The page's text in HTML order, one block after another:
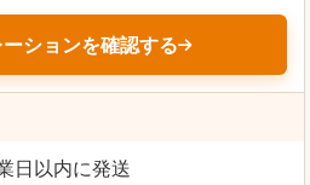
ションを確認する
日以内に発送